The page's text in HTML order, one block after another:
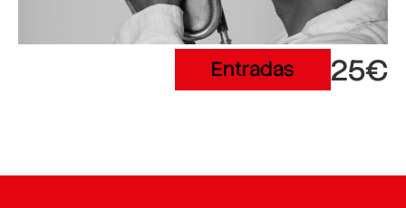
Entradas 25€